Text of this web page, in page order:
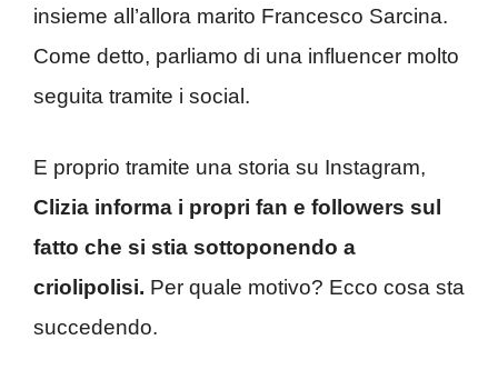
insieme all’allora marito Francesco Sarcina.
Come detto, parliamo di una influencer molto
seguita tramite i social.
E proprio tramite una storia su Instagram,
Clizia informa i propri fan e followers sul
fatto che si stia sottoponendo a
criolipolisi. Per quale motivo? Ecco cosa sta
succedendo.